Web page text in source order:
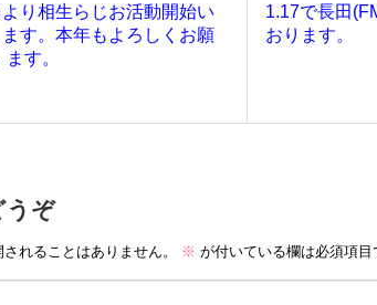
り相生らじお活動開始い
す。本年もよろしくお願
す。
1.17で長田
おります。
うぞ
れることはありません。 ※ が付いている欄は必須項目